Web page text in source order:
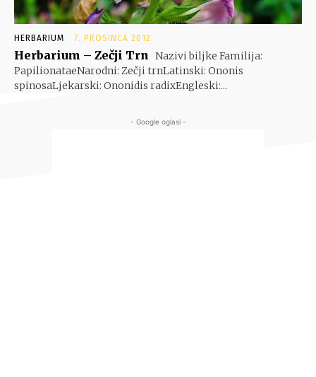
HERBARIUM 7. PROSINCA 2012.
Herbarium – Zečji Trn Nazivi biljke Familija:
PapilionataeNarodni: Zečji trnLatinski: Ononis
spinosaLjekarski: Ononidis radixEngleski:...
- Google oglasi -